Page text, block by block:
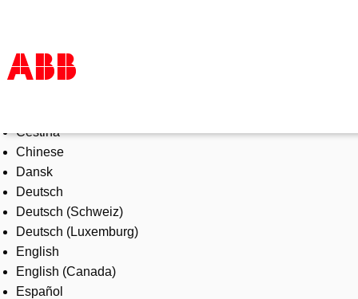
Products & Solutions
Industries
Services
About us
Where to buy
Contact us
Careers
Čeština
Chinese
Dansk
Deutsch
Deutsch (Schweiz)
Deutsch (Luxemburg)
English
English (Canada)
Español